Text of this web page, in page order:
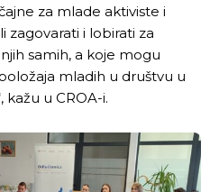
za mlade aktiviste i
zagovarati i lobirati za
samih, a koje mogu
mladih u društvu u
kažu u CROA-i.